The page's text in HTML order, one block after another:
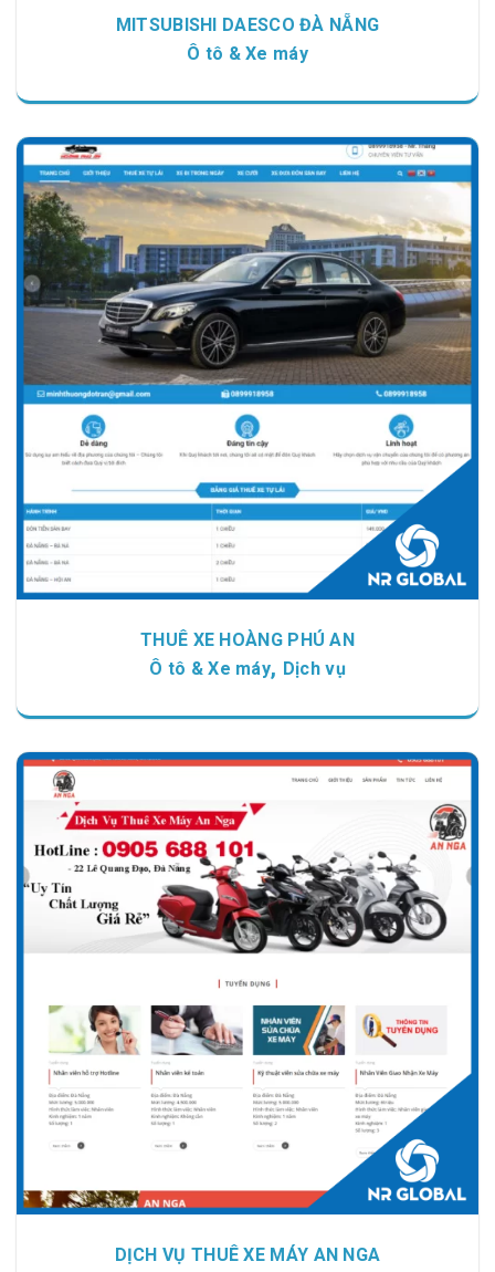
MITSUBISHI DAESCO ĐÀ NẴNG
Ô tô & Xe máy
Chi tiết Xem giao diện
THUÊ XE HOÀNG PHÚ AN
Ô tô & Xe máy, Dịch vụ
DỊCH VỤ THUÊ XE MÁY AN NGA